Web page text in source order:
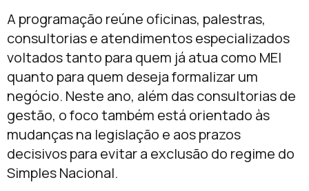
A programação reúne oficinas, palestras,
consultorias e atendimentos especializados
voltados tanto para quem já atua como MEI
quanto para quem deseja formalizar um
negócio. Neste ano, além das consultorias de
gestão, o foco também está orientado às
mudanças na legislação e aos prazos
decisivos para evitar a exclusão do regime do
Simples Nacional.